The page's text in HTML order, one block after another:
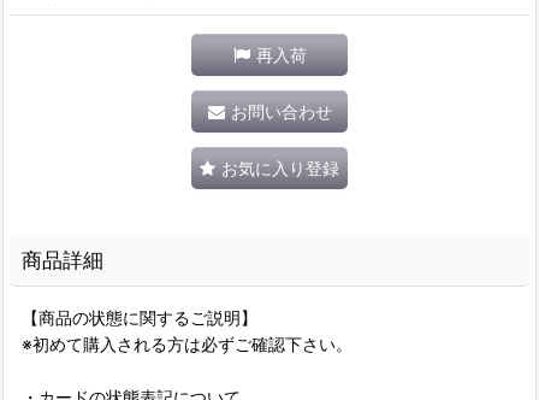
再入荷
お問い合わせ
お気に入り登録
商品詳細
【商品の状態に関するご説明】
※初めて購入される方は必ずご確認下さい。